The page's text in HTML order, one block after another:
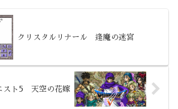
クリスタルリナール 逢魔の迷宮
スト5 天空の花嫁